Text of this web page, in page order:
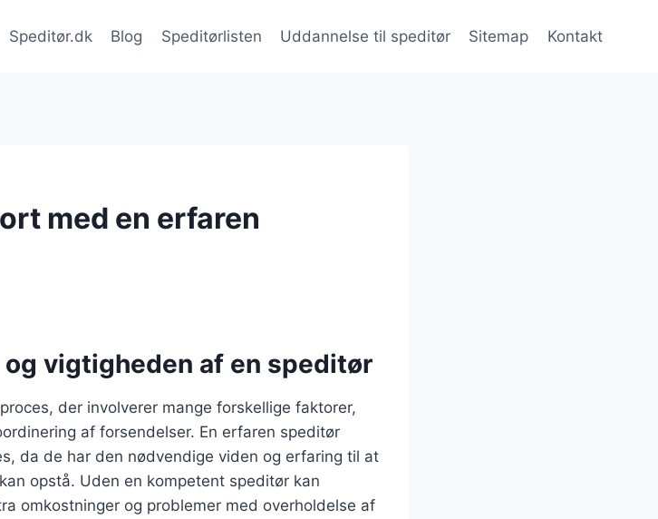
Speditør.dk Blog Speditørlisten Uddannelse til speditør Sitemap Kontakt
med en erfaren
vigtigheden af en speditør
der involverer mange forskellige faktorer,
af forsendelser. En erfaren speditør
da de har den nødvendige viden og erfaring til at
opstå. Uden en kompetent speditør kan
omkostninger og problemer med overholdelse af